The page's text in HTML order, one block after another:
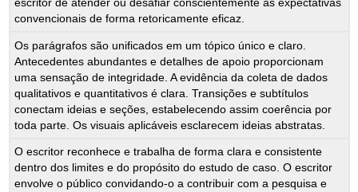
escritor de atender ou desafiar conscientemente as expectativas
convencionais de forma retoricamente eficaz.
Os parágrafos são unificados em um tópico único e claro.
Antecedentes abundantes e detalhes de apoio proporcionam
uma sensação de integridade. A evidência da coleta de dados
qualitativos e quantitativos é clara. Transições e subtítulos
conectam ideias e seções, estabelecendo assim coerência por
toda parte. Os visuais aplicáveis esclarecem ideias abstratas.
O escritor reconhece e trabalha de forma clara e consistente
dentro dos limites e do propósito do estudo de caso. O escritor
envolve o público convidando-o a contribuir com a pesquisa e